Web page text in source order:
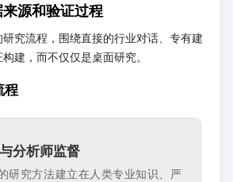
源和验证过程
究流程，围绕直接的行业对话、专有建
建，而不仅仅是桌面研究。
程
分析师监督
研究方法建立在人类专业知识、严